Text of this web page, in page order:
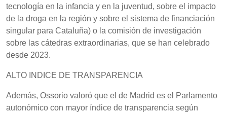
tecnología en la infancia y en la juventud, sobre el impacto
de la droga en la región y sobre el sistema de financiación
singular para Cataluña) o la comisión de investigación
sobre las cátedras extraordinarias, que se han celebrado
desde 2023.
ALTO INDICE DE TRANSPARENCIA
Además, Ossorio valoró que el de Madrid es el Parlamento
autonómico con mayor índice de transparencia según